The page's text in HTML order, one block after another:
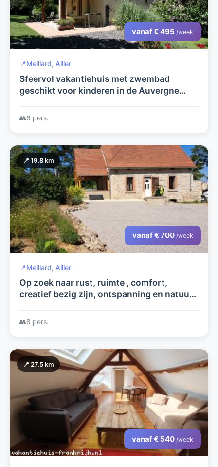
vanaf € 495 /week
📍Meillard, Allier
Sfeervol vakantiehuis met zwembad
geschikt voor kinderen in de Auvergne
👥6 pers.
📍 19.8 km
vanaf € 700 /week
📍Meillard, Allier
Op zoek naar rust, ruimte , comfort,
creatief bezig zijn, ontspanning en natuur
👥8 pers.
📍 27.5 km
vanaf € 540 /week